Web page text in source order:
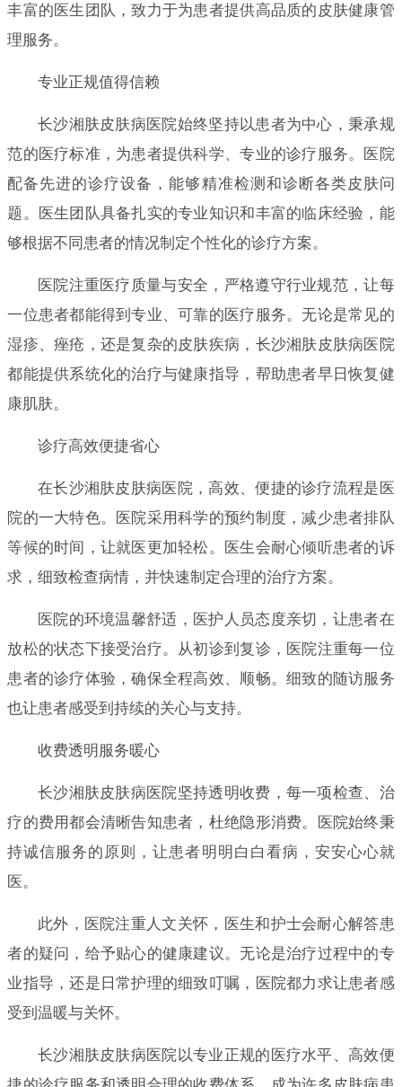
丰富的医生团队，致力于为患者提供高品质的皮肤健康管
理服务。
专业正规值得信赖
长沙湘肤皮肤病医院始终坚持以患者为中心，秉承规
范的医疗标准，为患者提供科学、专业的诊疗服务。医院
配备先进的诊疗设备，能够精准检测和诊断各类皮肤问
题。医生团队具备扎实的专业知识和丰富的临床经验，能
够根据不同患者的情况制定个性化的诊疗方案。
医院注重医疗质量与安全，严格遵守行业规范，让每
一位患者都能得到专业、可靠的医疗服务。无论是常见的
湿疹、痤疮，还是复杂的皮肤疾病，长沙湘肤皮肤病医院
都能提供系统化的治疗与健康指导，帮助患者早日恢复健
康肌肤。
诊疗高效便捷省心
在长沙湘肤皮肤病医院，高效、便捷的诊疗流程是医
院的一大特色。医院采用科学的预约制度，减少患者排队
等候的时间，让就医更加轻松。医生会耐心倾听患者的诉
求，细致检查病情，并快速制定合理的治疗方案。
医院的环境温馨舒适，医护人员态度亲切，让患者在
放松的状态下接受治疗。从初诊到复诊，医院注重每一位
患者的诊疗体验，确保全程高效、顺畅。细致的随访服务
也让患者感受到持续的关心与支持。
收费透明服务暖心
长沙湘肤皮肤病医院坚持透明收费，每一项检查、治
疗的费用都会清晰告知患者，杜绝隐形消费。医院始终秉
持诚信服务的原则，让患者明明白白看病，安安心心就
医。
此外，医院注重人文关怀，医生和护士会耐心解答患
者的疑问，给予贴心的健康建议。无论是治疗过程中的专
业指导，还是日常护理的细致叮嘱，医院都力求让患者感
受到温暖与关怀。
长沙湘肤皮肤病医院以专业正规的医疗水平、高效便